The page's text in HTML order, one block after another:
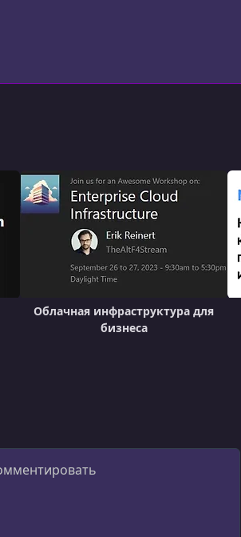
Облачная инфраструктура для
бизнеса